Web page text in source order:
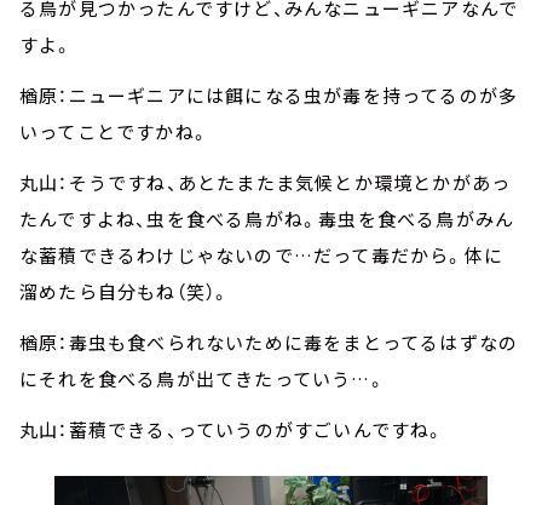
る鳥が見つかったんですけど、みんなニューギニアなんで
すよ。
楢原：ニューギニアには餌になる虫が毒を持ってるのが多
いってことですかね。
丸山：そうですね、あとたまたま気候とか環境とかがあっ
たんですよね、虫を食べる鳥がね。毒虫を食べる鳥がみん
な蓄積できるわけじゃないので…だって毒だから。体に
溜めたら自分もね（笑）。
楢原：毒虫も食べられないために毒をまとってるはずなの
にそれを食べる鳥が出てきたっていう…。
丸山：蓄積できる、っていうのがすごいんですね。